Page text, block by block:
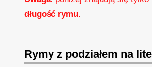
długość rymu.
Rymy z podziałem na